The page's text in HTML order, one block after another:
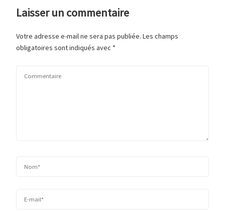
Laisser un commentaire
Votre adresse e-mail ne sera pas publiée. Les champs
obligatoires sont indiqués avec *